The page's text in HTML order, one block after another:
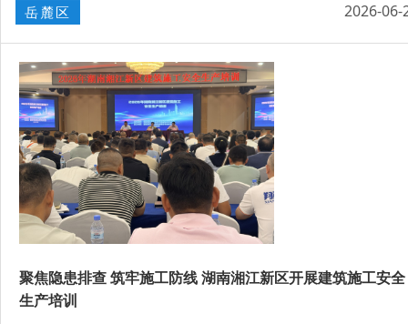
岳麓区 2026-06-
聚焦隐患排查 筑牢施工防线 湖南湘江新区开展建筑施工安全
生产培训